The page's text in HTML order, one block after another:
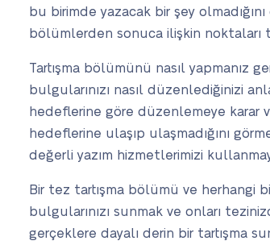
bu birimde yazacak bir şey
bölümlerden sonuca ilişkin noktaları
Tartışma bölümünü nasıl yapmanız
bulgularınızı nasıl düzenlediğinizi
hedeflerine göre düzenlemeye karar
hedeflerine ulaşıp ulaşmadığını
değerli yazım hizmetlerimizi
Bir tez tartışma bölümü ve herhangi
bulgularınızı sunmak ve onları
gerçeklere dayalı derin bir tartışma